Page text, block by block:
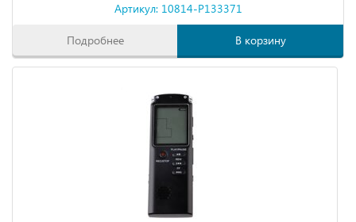
Артикул: 10814-P133371
Подробнее В корзину